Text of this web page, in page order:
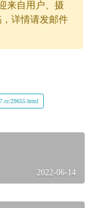
来自用户、摄
详情请发邮件
29655.html
2022-06-14